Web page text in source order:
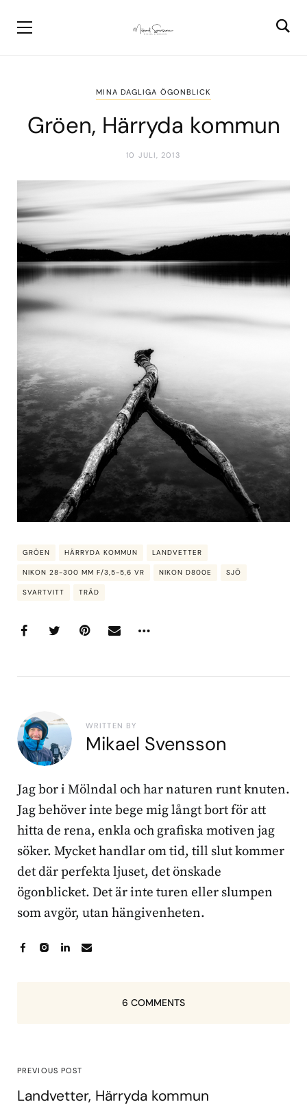
MINA DAGLIGA ÖGONBLICK
Gröen, Härryda kommun
10 JULI, 2013
GRÖEN HÄRRYDA KOMMUN LANDVETTER
NIKON 28-300 MM F/3,5-5,6 VR NIKON D800E SJÖ
SVARTVITT TRÄD
WRITTEN BY
Mikael Svensson
Jag bor i Mölndal och har naturen runt knuten.
Jag behöver inte bege mig långt bort för att
hitta de rena, enkla och grafiska motiven jag
söker. Mycket handlar om tid, till slut kommer
det där perfekta ljuset, det önskade
ögonblicket. Det är inte turen eller slumpen
som avgör, utan hängivenheten.
6 COMMENTS
PREVIOUS POST
Landvetter, Härryda kommun